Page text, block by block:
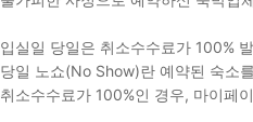
입실일 당일은 취소수수료가 100%
당일 노쇼(No Show)란 예약된 숙소
취소수수료가 100%인 경우, 마이페